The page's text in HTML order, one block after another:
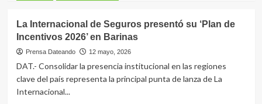
alcanzar
acuerdo
definitivo
entre
Seguro
de
de
Accidentes:
La Internacional de Seguros presentó su ‘Plan de
Incentivos 2026’ en Barinas
Prensa Dateando 12 mayo, 2026
DAT.- Consolidar la presencia institucional en las regiones
clave del país representa la principal punta de lanza de La
Internacional...